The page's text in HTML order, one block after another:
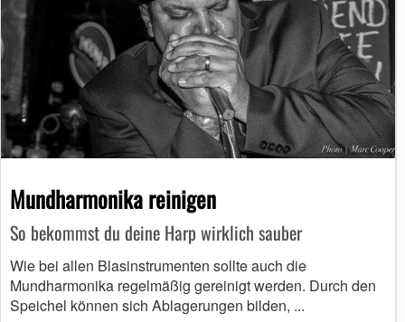
Mundharmonika reinigen
So bekommst du deine Harp wirklich sauber
Wie bei allen Blasinstrumenten sollte auch die
Mundharmonika regelmäßig gereinigt werden. Durch den
Speichel können sich Ablagerungen bilden, ...